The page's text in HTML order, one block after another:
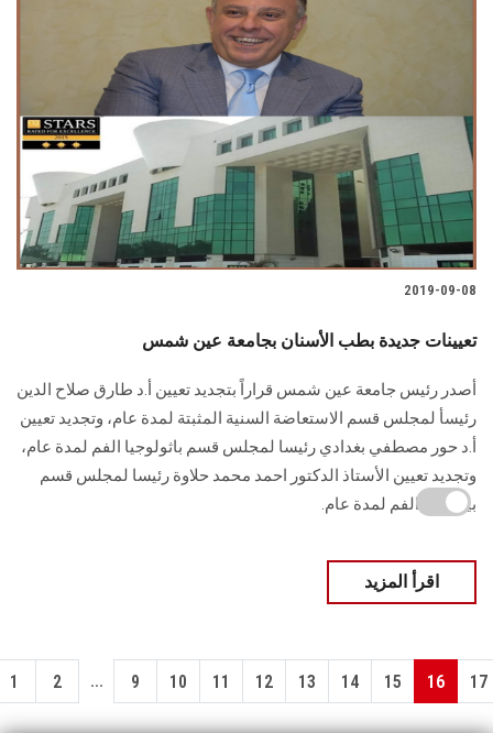
2019-09-08
تعيينات جديدة بطب الأسنان بجامعة عين شمس
أصدر رئيس جامعة عين شمس قراراً بتجديد تعيين أ.د طارق صلاح الدين
رئيسأ لمجلس قسم الاستعاضة السنية المثبتة لمدة عام، وتجديد تعيين
أ.د حور مصطفي بغدادي رئيسا لمجلس قسم باثولوجيا الفم لمدة عام،
وتجديد تعيين الأستاذ الدكتور احمد محمد حلاوة رئيسا لمجلس قسم
بيولوجيا الفم لمدة عام.
اقرأ المزيد
1 2 ... 9 10 11 12 13 14 15 16 17